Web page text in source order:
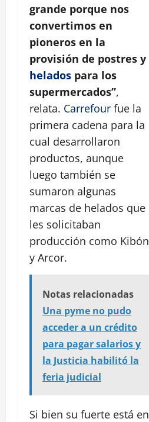
grande porque nos
convertimos en
pioneros en la
provisión de postres y
helados para los
supermercados”,
relata. Carrefour fue la
primera cadena para la
cual desarrollaron
productos, aunque
luego también se
sumaron algunas
marcas de helados que
les solicitaban
producción como Kibón
y Arcor.
Notas relacionadas
Una pyme no pudo
acceder a un crédito
para pagar salarios y
la Justicia habilitó la
feria judicial
Si bien su fuerte está en